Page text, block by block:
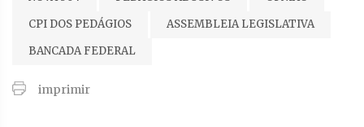
CPI DOS PEDÁGIOS
ASSEMBLEIA LEGISLATIVA
BANCADA FEDERAL
imprimir